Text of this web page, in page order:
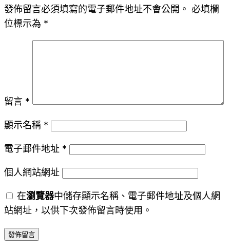
發佈留言必須填寫的電子郵件地址不會公開。 必填欄
位標示為 *
留言 *
顯示名稱 *
電子郵件地址 *
個人網站網址
在瀏覽器中儲存顯示名稱、電子郵件地址及個人網
站網址，以供下次發佈留言時使用。